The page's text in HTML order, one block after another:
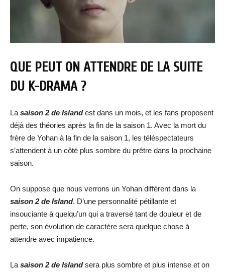
QUE PEUT ON ATTENDRE DE LA SUITE
DU K-DRAMA ?
La saison 2 de Islandest dans un mois, et les fans proposent
déjà des théories après la fin de la saison 1. Avec la mort du
frère de Yohan à la fin de la saison 1, les téléspectateurs
s’attendent à un côté plus sombre du prêtre dans la prochaine
saison.
On suppose que nous verrons un Yohan différent dans la
saison 2 de Island. D’une personnalité pétillante et
insouciante à quelqu’un qui a traversé tant de douleur et de
perte, son évolution de caractère sera quelque chose à
attendre avec impatience.
La saison 2 de Islandsera plus sombre et plus intense et on